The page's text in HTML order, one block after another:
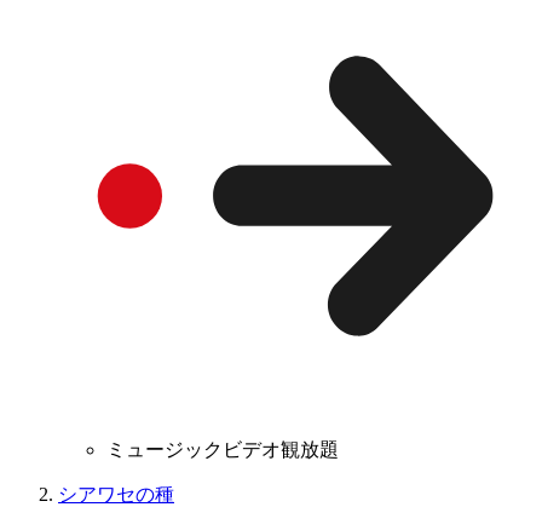
ミュージックビデオ観放題
シアワセの種